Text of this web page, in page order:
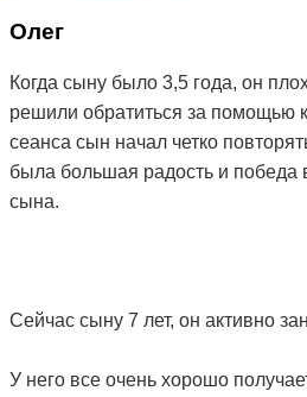
Олег
Когда сыну было 3,5 года, он
решили обратиться за помощью
сеанса сын начал четко
была большая радость и победа
сына.
Сейчас сыну 7 лет, он активно
У него все очень хорошо